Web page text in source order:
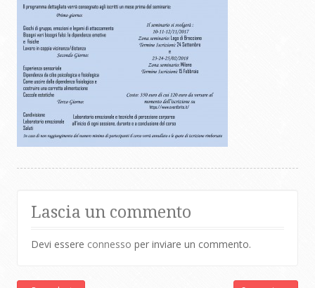
Lascia un commento
Devi essere connesso per inviare un commento.